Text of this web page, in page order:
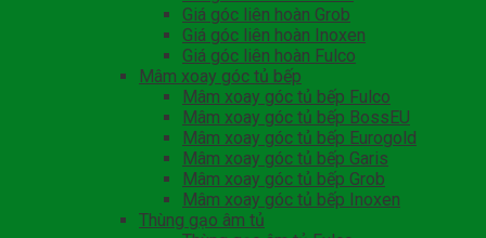
Giá góc liên hoàn Grob
Giá góc liên hoàn Inoxen
Giá góc liên hoàn Fulco
Mâm xoay góc tủ bếp
Mâm xoay góc tủ bếp Fulco
Mâm xoay góc tủ bếp BossEU
Mâm xoay góc tủ bếp Eurogold
Mâm xoay góc tủ bếp Garis
Mâm xoay góc tủ bếp Grob
Mâm xoay góc tủ bếp Inoxen
Thùng gạo âm tủ